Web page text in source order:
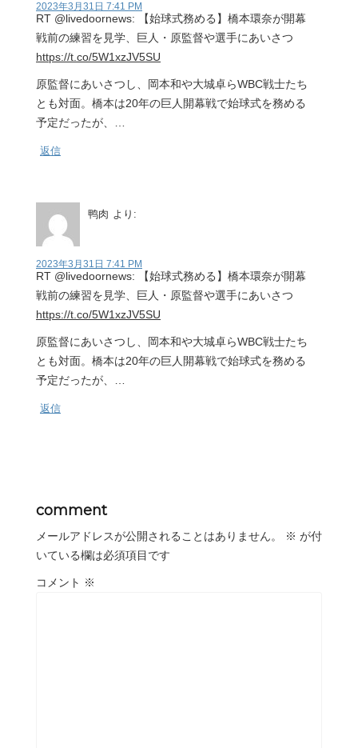
2023年3月31日 7:41 PM
RT @livedoornews: 【始球式務める】橋本環奈が開幕
戦前の練習を見学、巨人・原監督や選手にあいさつ
https://t.co/5W1xzJV5SU
原監督にあいさつし、岡本和や大城卓らWBC戦士たち
とも対面。橋本は20年の巨人開幕戦で始球式を務める
予定だったが、…
返信
鸭肉 より:
2023年3月31日 7:41 PM
RT @livedoornews: 【始球式務める】橋本環奈が開幕
戦前の練習を見学、巨人・原監督や選手にあいさつ
https://t.co/5W1xzJV5SU
原監督にあいさつし、岡本和や大城卓らWBC戦士たち
とも対面。橋本は20年の巨人開幕戦で始球式を務める
予定だったが、…
返信
comment
メールアドレスが公開されることはありません。 ※ が付
いている欄は必須項目です
コメント ※